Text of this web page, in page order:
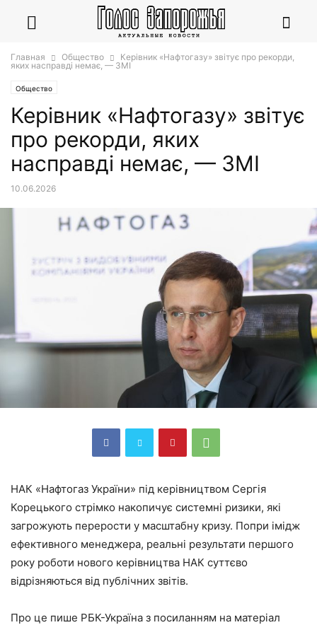
Главная Общество
Керівник «Нафтогазу» звітує про рекорди,
яких насправді немає, — ЗМІ
Общество
Керівник «Нафтогазу» звітує
про рекорди, яких
насправді немає, — ЗМІ
10.06.2026
НАК «Нафтогаз України» під керівництвом Сергія
Корецького стрімко накопичує системні ризики, які
загрожують перерости у масштабну кризу. Попри імідж
ефективного менеджера, реальні результати першого
року роботи нового керівництва НАК суттєво
відрізняються від публічних звітів.
Про це пише РБК-Україна з посиланням на матеріал